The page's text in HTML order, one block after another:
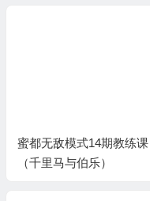
蜜都无敌模式14期教练课
（千里马与伯乐）